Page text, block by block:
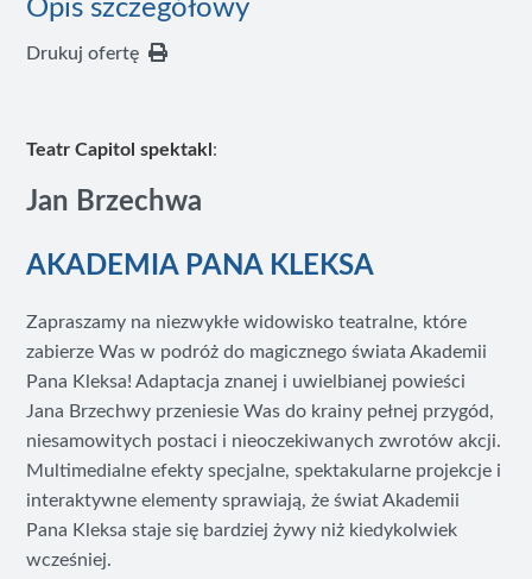
Opis szczegółowy
Drukuj ofertę
Teatr Capitol spektakl :
Jan Brzechwa
AKADEMIA PANA KLEKSA
Zapraszamy na niezwykłe widowisko teatralne, które
zabierze Was w podróż do magicznego świata Akademii
Pana Kleksa! Adaptacja znanej i uwielbianej powieści
Jana Brzechwy przeniesie Was do krainy pełnej przygód,
niesamowitych postaci i nieoczekiwanych zwrotów akcji.
Multimedialne efekty specjalne, spektakularne projekcje i
interaktywne elementy sprawiają, że świat Akademii
Pana Kleksa staje się bardziej żywy niż kiedykolwiek
wcześniej.